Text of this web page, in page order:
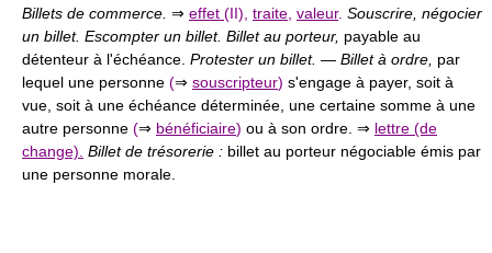
Billets de commerce. ⇒ effet (II), traite valeur. Souscrire, négocier
un billet. Escompter un billet. Billet au porteur, payable au
détenteur à l'échéance. Protester un billet. — Billet à ordre, par
lequel une personne (⇒ souscripteur) s'engage à payer, soit à
vue, soit à une échéance déterminée, une certaine somme à une
autre personne (⇒ bénéficiaire) ou à son ordre. ⇒ lettre (de
change). Billet de trésorerie : billet au porteur négociable émis par
une personne morale.